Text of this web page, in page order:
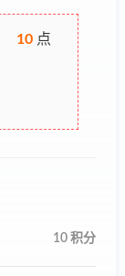
10 点
10 积分